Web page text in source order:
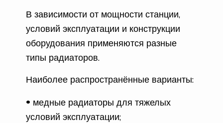
В зависимости от мощности станции,
условий эксплуатации и конструкции
оборудования применяются разные
типы радиаторов.
Наиболее распространённые варианты:
медные радиаторы для тяжелых
условий эксплуатации;